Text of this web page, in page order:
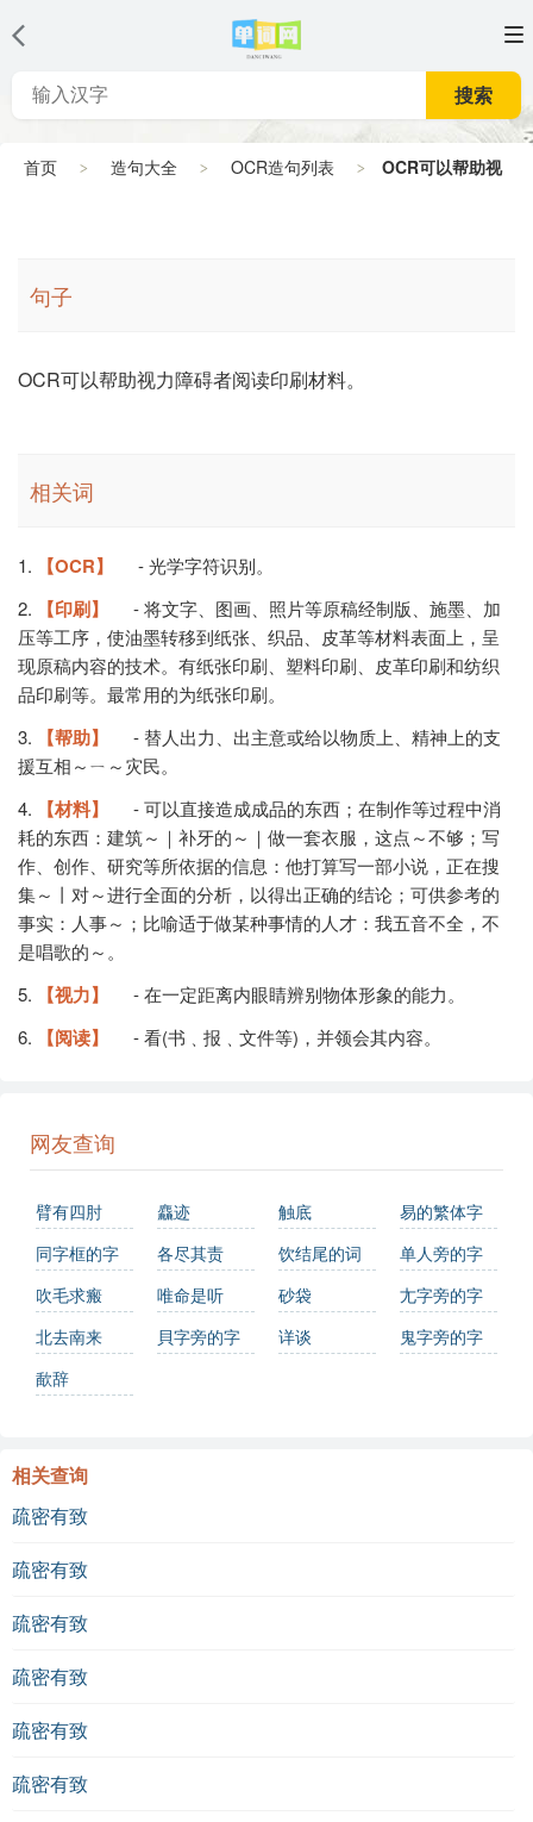
搜索
首页 造句大全 OCR造句列表 OCR可以帮助视
句子
OCR可以帮助视力障碍者阅读印刷材料。
相关词
1. 【OCR】 -光学字符识别。
2.
【印刷】 -将文字、图画、照片等原稿经制版、施墨、加
压等工序，使油墨转移到纸张、织品、皮革等材料表面上，呈
现原稿内容的技术。有纸张印刷、塑料印刷、皮革印刷和纺织
品印刷等。最常用的为纸张印刷。
3.
【帮助】 - 替人出力、出主意或给以物质上、精神上的支
援互相～ㄧ～灾民。
4.
【材料】 -可以直接造成成品的东西；在制作等过程中消
耗的东西：建筑～｜补牙的～｜做一套衣服，这点～不够；写
作、创作、研究等所依据的信息：他打算写一部小说，正在搜
集～丨对～进行全面的分析，以得出正确的结论；可供参考的
事实：人事～；比喻适于做某种事情的人才：我五音不全，不
是唱歌的～。
5.
【视力】 -在一定距离内眼睛辨别物体形象的能力。
6.
【阅读】 -看(书﹑报﹑文件等)，并领会其内容。
网友查询
臂有四肘 麤迹 触底
易的繁体字
怎么写？这
份易字繁体
详解，助你
正确书写汉
同字框的字 各尽其责
饮结尾的词
语有哪些
单人旁的字
吹毛求瘢
唯命是听 砂袋
尢字旁的字
北去南来
貝字旁的字 详谈
鬼字旁的字
歃辞
相关查询
疏密有致
疏密有致
疏密有致
疏密有致
疏密有致
疏密有致